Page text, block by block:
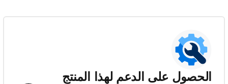
الحصول على الدعم لهذا المنتج